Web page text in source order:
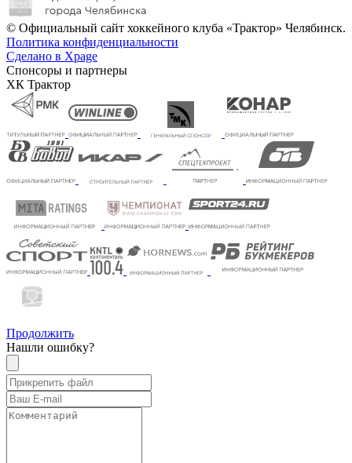
© Официальный сайт хоккейного клуба «Трактор» Челябинск.
Политика конфиденциальности
Сделано в Xpage
Спонсоры и партнеры
ХК Трактор
Продолжить
Нашли ошибку?